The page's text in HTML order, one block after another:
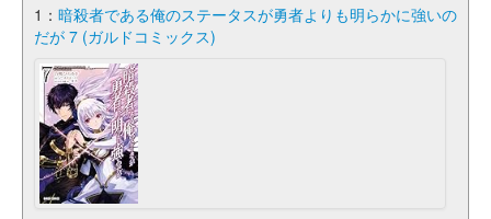
1： 暗殺者である俺のステータスが勇者よりも明らかに強いの
だが 7 (ガルドコミックス)